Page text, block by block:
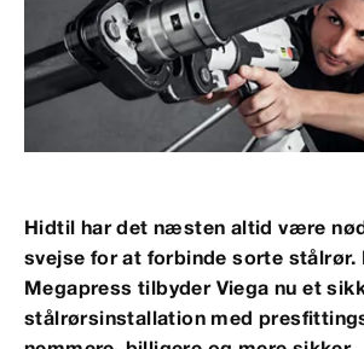
Hidtil har det næsten altid være
svejse for at forbinde sorte stålrør.
Megapress tilbyder Viega nu et
stålrørsinstallation med